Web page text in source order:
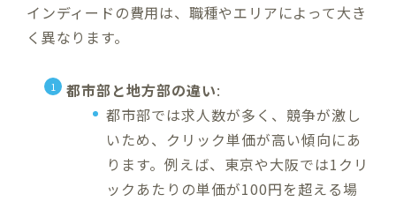
インディードの費用は、職種やエリアによって大き
く異なります。
都市部と地方部の違い:
都市部では求人数が多く、競争が激し
いため、クリック単価が高い傾向にあ
ります。例えば、東京や大阪では1クリ
ックあたりの単価が100円を超える場